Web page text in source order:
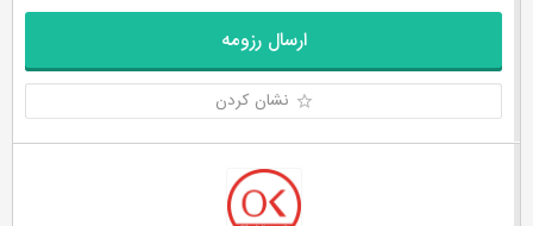
ارسال رزومه
نشان کردن